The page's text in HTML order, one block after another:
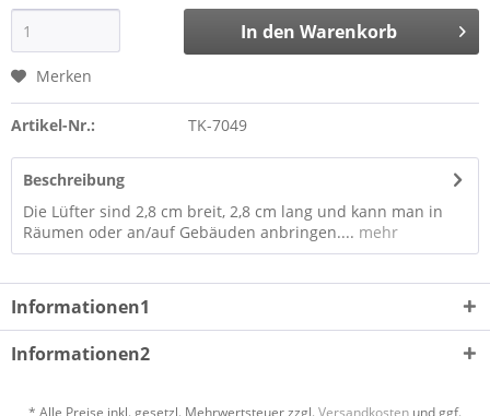
In den Warenkorb
Merken
Artikel-Nr.: TK-7049
Beschreibung
Die Lüfter sind 2,8 cm breit, 2,8 cm lang und kann man in
Räumen oder an/auf Gebäuden anbringen.... mehr
Informationen1
Informationen2